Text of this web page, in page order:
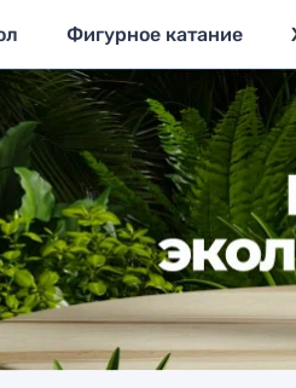
Фигурное катание